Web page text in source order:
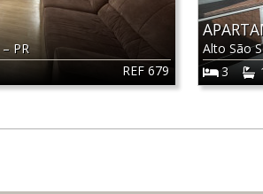
REF 679
– PR
Alto São
3